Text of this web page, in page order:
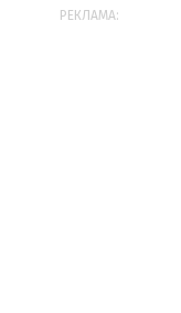
РЕКЛАМА: